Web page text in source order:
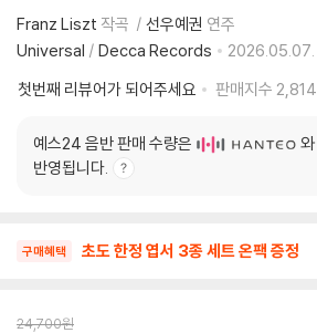
Franz Liszt 작곡 선우예권 연주
Universal / Decca Records
2026.05.07.
첫번째 리뷰어가 되어주세요
판매지수 2,814
예스24 음반 판매 수량은 와
반영됩니다.
구매혜택 초도 한정 엽서 3종 세트 온팩 증정
24,700원